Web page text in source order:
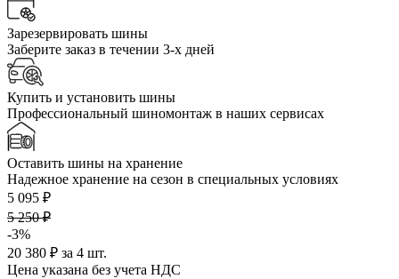
Зарезервировать шины
Заберите заказ в течении 3-х дней
Купить и установить шины
Профессиональный шиномонтаж в наших сервисах
Оставить шины на хранение
Надежное хранение на сезон в специальных условиях
5 095 ₽
5 250 ₽
-3%
20 380 ₽ за 4 шт.
Цена указана без учета НДС